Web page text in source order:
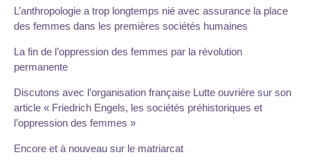
L’anthropologie a trop longtemps nié avec assurance la place
des femmes dans les premières sociétés humaines
La fin de l’oppression des femmes par la révolution
permanente
Discutons avec l’organisation française Lutte ouvrière sur son
article « Friedrich Engels, les sociétés préhistoriques et
l’oppression des femmes »
Encore et à nouveau sur le matriarcat